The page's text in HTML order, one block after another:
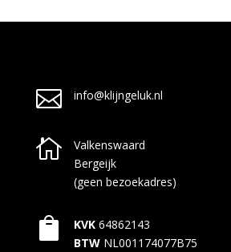
 info@klijngeluk.nl

Valkenswaard
Bergeijk
(geen bezoekadres)
 KVK 64862143
BTW NL001174077B75